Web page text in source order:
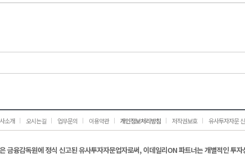
소개 오시는길 업무문의 이용약관 개인정보처리방침 저작권보호 유사투자자문
금융감독원에 정식 신고된 유사투자자문업자로써, 이데일리ON 파트너는 개별적인 투